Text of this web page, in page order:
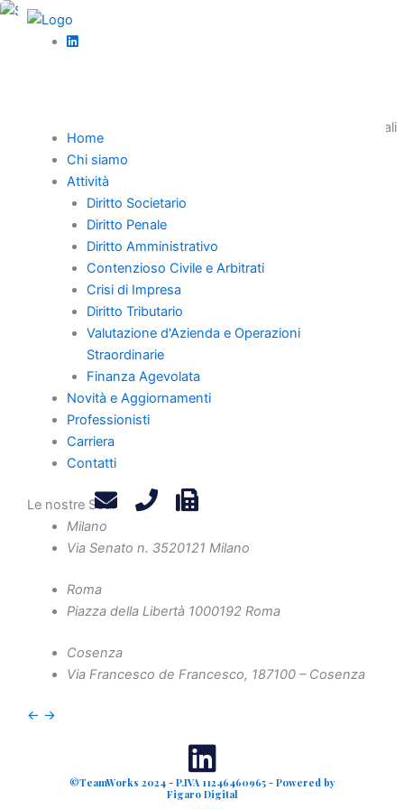
Vai
Home
Chi siamo
Attività
Diritto Societario
Diritto Penale
Diritto Amministrativo
Contenzioso Civile e Arbitrati
Crisi di Impresa
Diritto Tributario
Valutazione d'Azienda e Operazioni
Straordinarie
Finanza Agevolata
Novità e Aggiornamenti
Professionisti
Carriera
Contatti
Le nostre Sedi
Milano
Via Senato n. 3520121 Milano
Roma
Piazza della Libertà 1000192 Roma
Cosenza
Via Francesco de Francesco, 187100 – Cosenza
← →
La Cassazione rimette alle Sezioni Unite due questioni centrali
sulla surrogatoria e riduzione ereditaria: i presupposti
dell’azione e la tutela dei creditori esclusi.
Home
Chi Siamo
Professionisti
Novità e Aggiornamenti
Carriera
Contatti
Privacy Policy
Legals
Attività
Diritto Societario
Diritto Penale
Crisi d'Impresa
Contenzioso Civile e Arbitrati
Valutazione d'Azienda e Operazioni Straordinarie
©TeamWorks 2024 - P.IVA 11246460965 - Powered by
Figaro Digital